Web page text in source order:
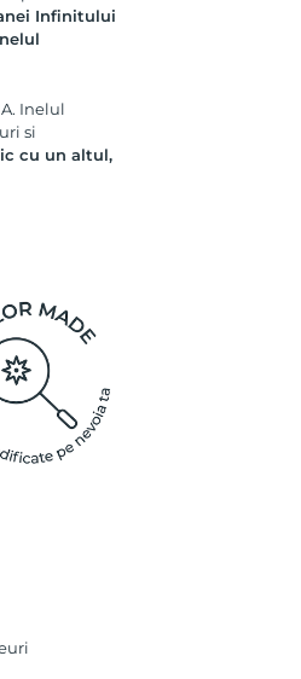
Infinitului
Inelul
si
cu un altul,